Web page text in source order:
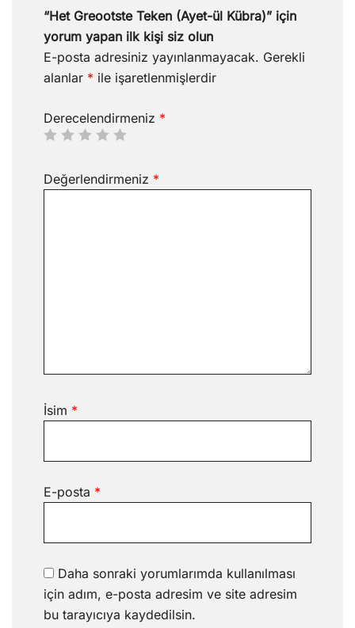
“Het Greootste Teken (Ayet-ül Kübra)” için
yorum yapan ilk kişi siz olun
E-posta adresiniz yayınlanmayacak. Gerekli
alanlar * ile işaretlenmişlerdir
Derecelendirmeniz *
Değerlendirmeniz *
İsim *
E-posta *
Daha sonraki yorumlarımda kullanılması
için adım, e-posta adresim ve site adresim
bu tarayıcıya kaydedilsin.